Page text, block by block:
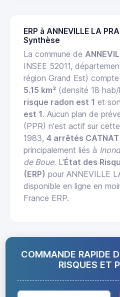
ERP à ANNEVILLE LA
Synthèse
La commune de
INSEE 52011,
région Grand Est) compte
5.15 km² (densité 18
risque radon est 1 et son
est 1. Aucun plan de
(PPR) n'est actif sur
1983, 4 arrêtés CATNAT
principalement liés à
de Boue. L'État des
(ERP) pour ANNEVILLE
disponible en ligne en
France ERP.
COMMANDE RAPIDE
RISQUES ET